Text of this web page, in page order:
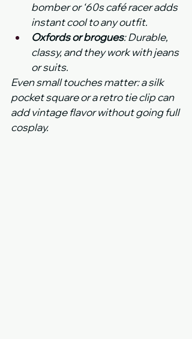
bomber or ‘60s café racer adds
instant cool to any outfit.
Oxfords or brogues: Durable,
classy, and they work with jeans
or suits.
Even small touches matter: a silk
pocket square or a retro tie clip can
add vintage flavor without going full
cosplay.